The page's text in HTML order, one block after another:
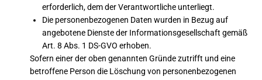
erforderlich, dem der Verantwortliche unterliegt.
Die personenbezogenen Daten wurden in Bezug auf
angebotene Dienste der Informationsgesellschaft gemäß
Art. 8 Abs. 1 DS-GVO erhoben.
Sofern einer der oben genannten Gründe zutrifft und eine
betroffene Person die Löschung von personenbezogenen